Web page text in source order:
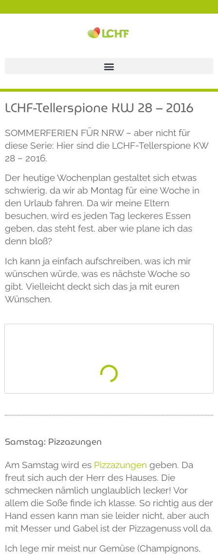
LCHF-Tellerspione KW 28 – 2016
SOMMERFERIEN FÜR NRW – aber nicht für
diese Serie: Hier sind die LCHF-Tellerspione KW
28 – 2016.
Der heutige Wochenplan gestaltet sich etwas
schwierig, da wir ab Montag für eine Woche in
den Urlaub fahren. Da wir meine Eltern
besuchen, wird es jeden Tag leckeres Essen
geben, das steht fest, aber wie plane ich das
denn bloß?
Ich kann ja einfach aufschreiben, was ich mir
wünschen würde, was es nächste Woche so
gibt. Vielleicht deckt sich das ja mit euren
Wünschen.
Samstag: Pizzazungen
Am Samstag wird es Pizzazungen geben. Da
freut sich auch der Herr des Hauses. Die
schmecken nämlich unglaublich lecker! Vor
allem die Soße finde ich klasse. So richtig aus der
Hand essen kann man sie leider nicht, aber auch
mit Messer und Gabel ist der Pizzagenuss voll da.
Ich lege mir meist nur Gemüse (Champignons,